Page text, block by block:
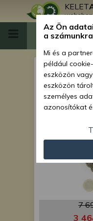
KELET
7
3
Az Ön
a számunkra
Mi és a
például
eszközön
eszközön
személyes
azonosítókat
személyre
tartalom
gyűjtéséhez,
javításához.
partnereink
módszerrel
adatokat és